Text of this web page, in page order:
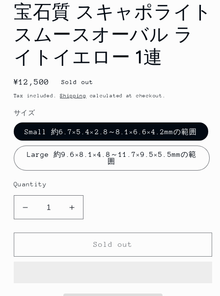
宝石質 スキャポライト
スムースオーバル ラ
イトイエロー 1連
Regular
price
¥12,500 Sold out
Tax included.Shipping calculated at checkout.
サイズ
Small 約6.7×5.4×2.8～8.1×6.6×4.2mmの範囲
Large 約9.6×8.1×4.8～11.7×9.5×5.5mmの範
囲
Quantity
Decrease
quantity
for
石
Increase
quantity
for
石
Sold out